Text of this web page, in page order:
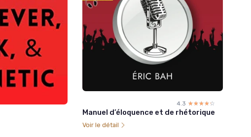
4.3 ☆☆☆☆☆
★★★★★
Manuel d’éloquence et de rhétorique
Voir le détail